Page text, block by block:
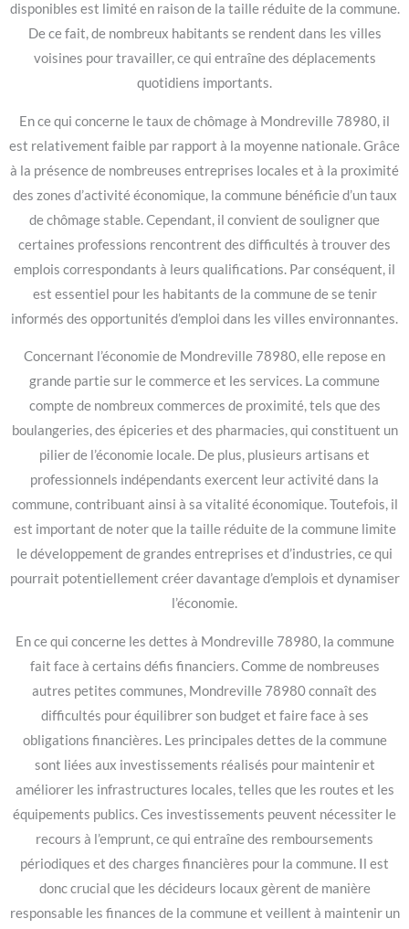
disponibles est limité en raison de la taille réduite de la commune.
De ce fait, de nombreux habitants se rendent dans les villes
voisines pour travailler, ce qui entraîne des déplacements
quotidiens importants.
En ce qui concerne le taux de chômage à Mondreville 78980, il
est relativement faible par rapport à la moyenne nationale. Grâce
à la présence de nombreuses entreprises locales et à la proximité
des zones d’activité économique, la commune bénéficie d’un taux
de chômage stable. Cependant, il convient de souligner que
certaines professions rencontrent des difficultés à trouver des
emplois correspondants à leurs qualifications. Par conséquent, il
est essentiel pour les habitants de la commune de se tenir
informés des opportunités d’emploi dans les villes environnantes.
Concernant l’économie de Mondreville 78980, elle repose en
grande partie sur le commerce et les services. La commune
compte de nombreux commerces de proximité, tels que des
boulangeries, des épiceries et des pharmacies, qui constituent un
pilier de l’économie locale. De plus, plusieurs artisans et
professionnels indépendants exercent leur activité dans la
commune, contribuant ainsi à sa vitalité économique. Toutefois, il
est important de noter que la taille réduite de la commune limite
le développement de grandes entreprises et d’industries, ce qui
pourrait potentiellement créer davantage d’emplois et dynamiser
l’économie.
En ce qui concerne les dettes à Mondreville 78980, la commune
fait face à certains défis financiers. Comme de nombreuses
autres petites communes, Mondreville 78980 connaît des
difficultés pour équilibrer son budget et faire face à ses
obligations financières. Les principales dettes de la commune
sont liées aux investissements réalisés pour maintenir et
améliorer les infrastructures locales, telles que les routes et les
équipements publics. Ces investissements peuvent nécessiter le
recours à l’emprunt, ce qui entraîne des remboursements
périodiques et des charges financières pour la commune. Il est
donc crucial que les décideurs locaux gèrent de manière
responsable les finances de la commune et veillent à maintenir un